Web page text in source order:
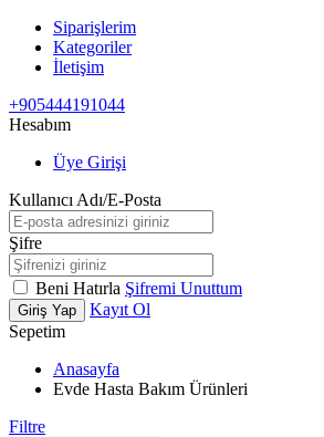
Siparişlerim
Kategoriler
İletişim
+905444191044
Hesabım
Üye Girişi
Kullanıcı Adı/E-Posta
Şifre
Beni Hatırla Şifremi Unuttum
Giriş Yap
Kayıt Ol
Sepetim
Anasayfa
Evde Hasta Bakım Ürünleri
Filtre